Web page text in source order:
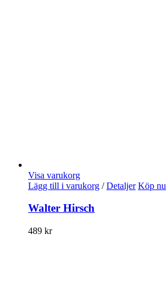
Visa varukorg
Lägg till i varukorg / Detaljer Köp nu
Walter Hirsch
489 kr